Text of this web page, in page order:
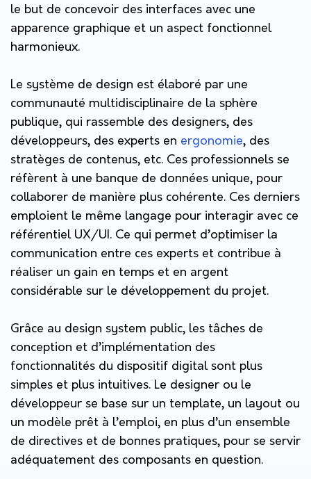
le but de concevoir des interfaces avec une
apparence graphique et un aspect fonctionnel
harmonieux.
Le système de design est élaboré par une
communauté multidisciplinaire de la sphère
publique, qui rassemble des designers, des
développeurs, des experts en ergonomie, des
stratèges de contenus, etc. Ces professionnels se
réfèrent à une banque de données unique, pour
collaborer de manière plus cohérente. Ces derniers
emploient le même langage pour interagir avec ce
référentiel UX/UI. Ce qui permet d’optimiser la
communication entre ces experts et contribue à
réaliser un gain en temps et en argent
considérable sur le développement du projet.
Grâce au design system public, les tâches de
conception et d’implémentation des
fonctionnalités du dispositif digital sont plus
simples et plus intuitives. Le designer ou le
développeur se base sur un template, un layout ou
un modèle prêt à l’emploi, en plus d’un ensemble
de directives et de bonnes pratiques, pour se servir
adéquatement des composants en question.